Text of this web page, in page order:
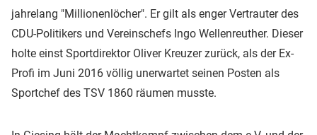
jahrelang "Millionenlöcher". Er gilt als enger Vertrauter des
CDU-Politikers und Vereinschefs Ingo Wellenreuther. Dieser
holte einst Sportdirektor Oliver Kreuzer zurück, als der Ex-
Profi im Juni 2016 völlig unerwartet seinen Posten als
Sportchef des TSV 1860 räumen musste.